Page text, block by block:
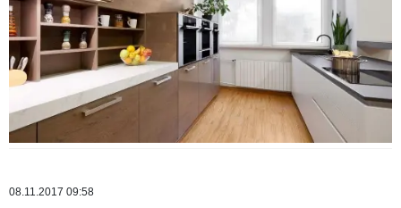
08.11.2017 09:58